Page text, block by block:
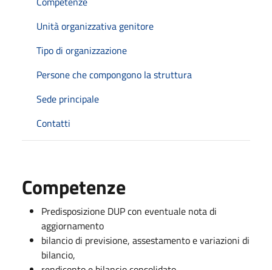
Unità organizzativa genitore
Tipo di organizzazione
Persone che compongono la struttura
Sede principale
Contatti
Competenze
Predisposizione DUP con eventuale nota di
aggiornamento
bilancio di previsione, assestamento e variazioni di
bilancio,